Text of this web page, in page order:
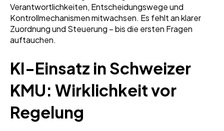
Verantwortlichkeiten, Entscheidungswege und
Kontrollmechanismen mitwachsen. Es fehlt an klarer
Zuordnung und Steuerung – bis die ersten Fragen
auftauchen.
KI-Einsatz in Schweizer
KMU: Wirklichkeit vor
Regelung